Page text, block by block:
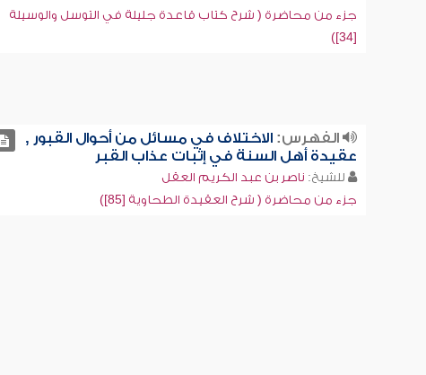
جزء من محاضرة ( شرح كتاب قاعدة جليلة في التوسل والوسيلة
[34])
الفهرس:الاختلاف في مسائل من أحوال القبور ,
عقيدة أهل السنة في إثبات عذاب القبر
للشيخ: ناصر بن عبد الكريم العقل
جزء من محاضرة ( شرح العقيدة الطحاوية [85])